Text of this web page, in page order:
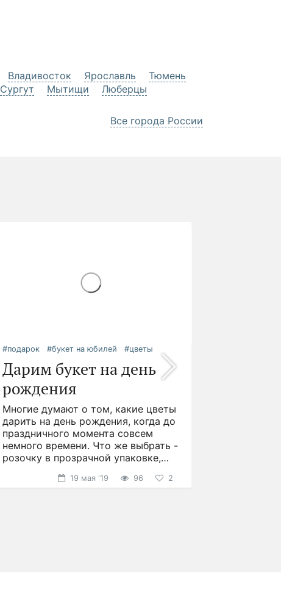
Владивосток Ярославль
Тюмень
Сургут Мытищи
Люберцы
Все города России
#подарок #букет на юбилей #цветы
Дарим букет на день
рождения
Многие думают о том, какие цветы
дарить на день рождения, когда до
праздничного момента совсем
немного времени. Что же выбрать -
розочку в прозрачной упаковке,